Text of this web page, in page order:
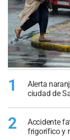
1
Alerta
ciudad de
2
Accidente
frigorífico y